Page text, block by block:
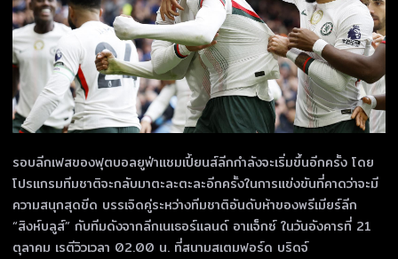
รอบลีกเฟสของฟุตบอลยูฟ่าแชมเปี้ยนส์ลีกกำลังจะเริ่มขึ้นอีกครั้ง โดย
โปรแกรมทีมชาติจะกลับมาตะละตะละอีกครั้งในการแข่งขันที่คาดว่าจะมี
ความสนุกสุดขีด บรรเจิดคู่ระหว่างทีมชาติอันดับห้าของพรีเมียร์ลีก
“สิงห์บลูส์” กับทีมดังจากลีกเนเธอร์แลนด์ อาแจ็กซ์ ในวันอังคารที่ 21
ตุลาคม เรตีวิวเวลา 02.00 น. ที่สนามสเตมฟอร์ด บริดจ์